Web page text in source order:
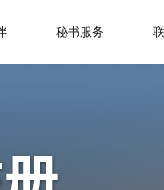
秘书服务